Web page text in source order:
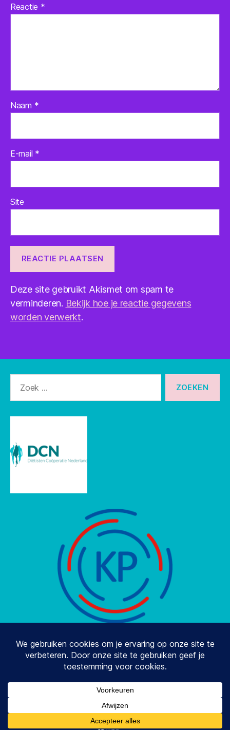
Reactie *
Naam *
E-mail *
Site
Deze site gebruikt Akismet om spam te
verminderen. Bekijk hoe je reactie gegevens
worden verwerkt.
naar:
Stay2balance